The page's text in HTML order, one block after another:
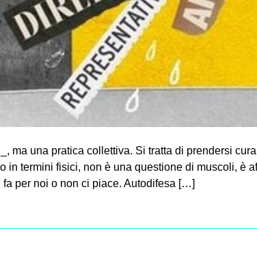
ma una pratica collettiva. Si tratta di prendersi
in termini fisici, non è una questione di muscoli, è
fa per noi o non ci piace. Autodifesa […]